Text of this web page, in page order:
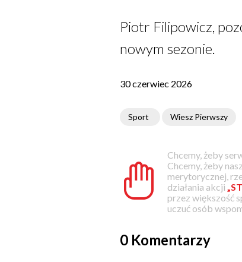
Piotr Filipowicz,
nowym sezonie.
30 czerwiec 2026
Sport Wiesz Pierwszy
Chcemy, żeby
Chcemy, żeby
merytorycznej,
działania akcji
przez większość
uczuć osób
0 Komentarzy